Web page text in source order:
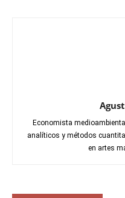
Economista
analíticos y métodos
en artes